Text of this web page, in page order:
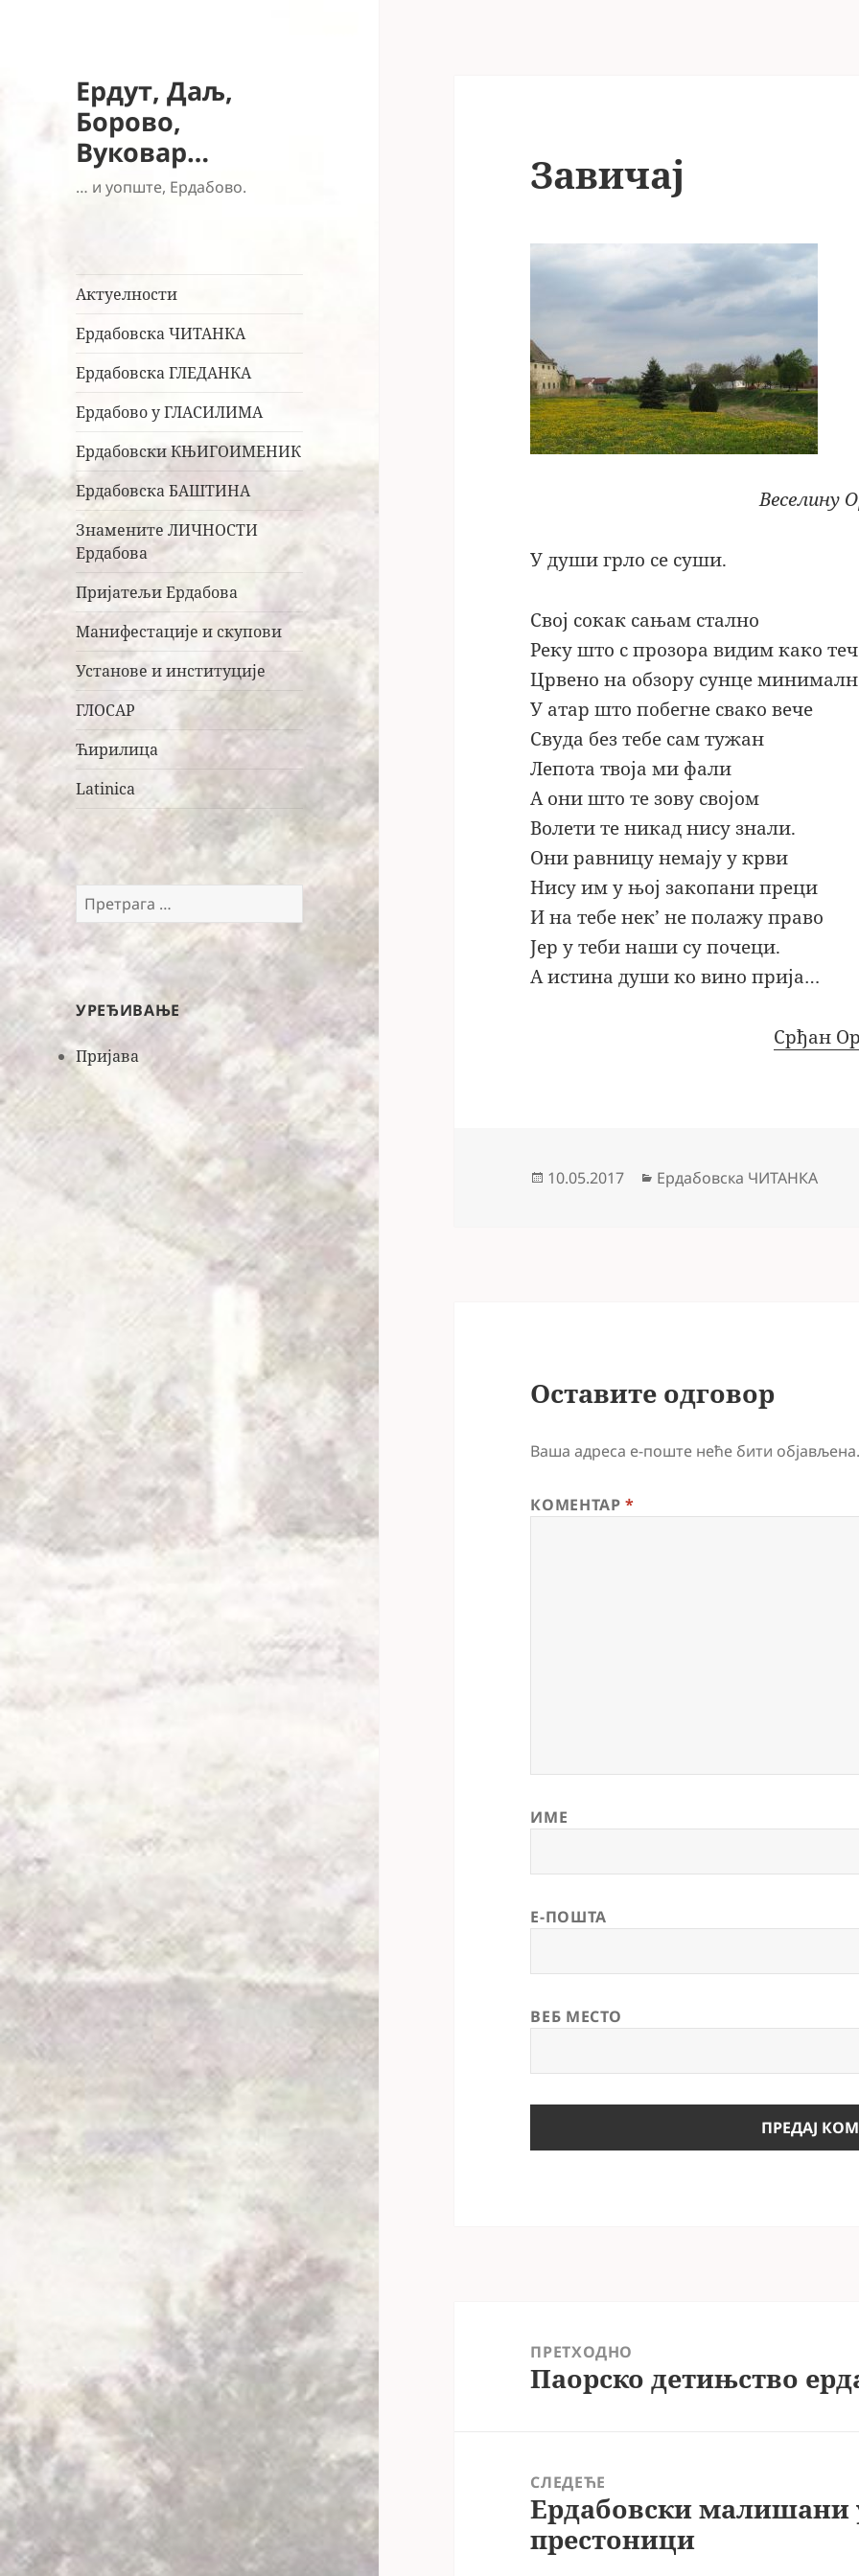
Ердут, Даљ,
Борово,
Вуковар…
… и уопште, Ердабово.
Актуелности
Ердабовска ЧИТАНКА
Ердабовска ГЛЕДАНКА
Ердабово у ГЛАСИЛИМА
Ердабовски КЊИГОИМЕНИК
Ердабовска БАШТИНА
Знамените ЛИЧНОСТИ
Ердабова
Пријатељи Ердабова
Манифестације и скупови
Установе и институције
ГЛОСАР
Ћирилица
Latinica
Претрага
за:
УРЕЂИВАЊЕ
Пријава
Завичај
Веселину
У души грло се суши.
Свој сокак сањам стално
Реку што с прозора видим како
Црвено на обзору сунце
У атар што побегне свако вече
Свуда без тебе сам тужан
Лепота твоја ми фали
А они што те зову својом
Волети те никад нису знали.
Они равницу немају у крви
Нису им у њој закопани преци
И на тебе нек’ не полажу право
Јер у теби наши су почеци.
А истина души ко вино прија…
Срђан
Објављено
10.05.2017 Категорије
Ердабовска ЧИТАНКА
Оставите одговор
Ваша адреса е-поште неће бити
КОМЕНТАР*
ИМЕ
Е-ПОШТА
ВЕБ МЕСТО
ПРЕТХОДНО
Претходни
Паорско детињство
СЛЕДЕЋЕ
Следећи
чланак:
Ердабовски малишани
престоници